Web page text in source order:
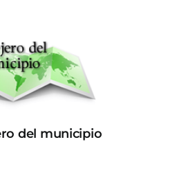
del municipio